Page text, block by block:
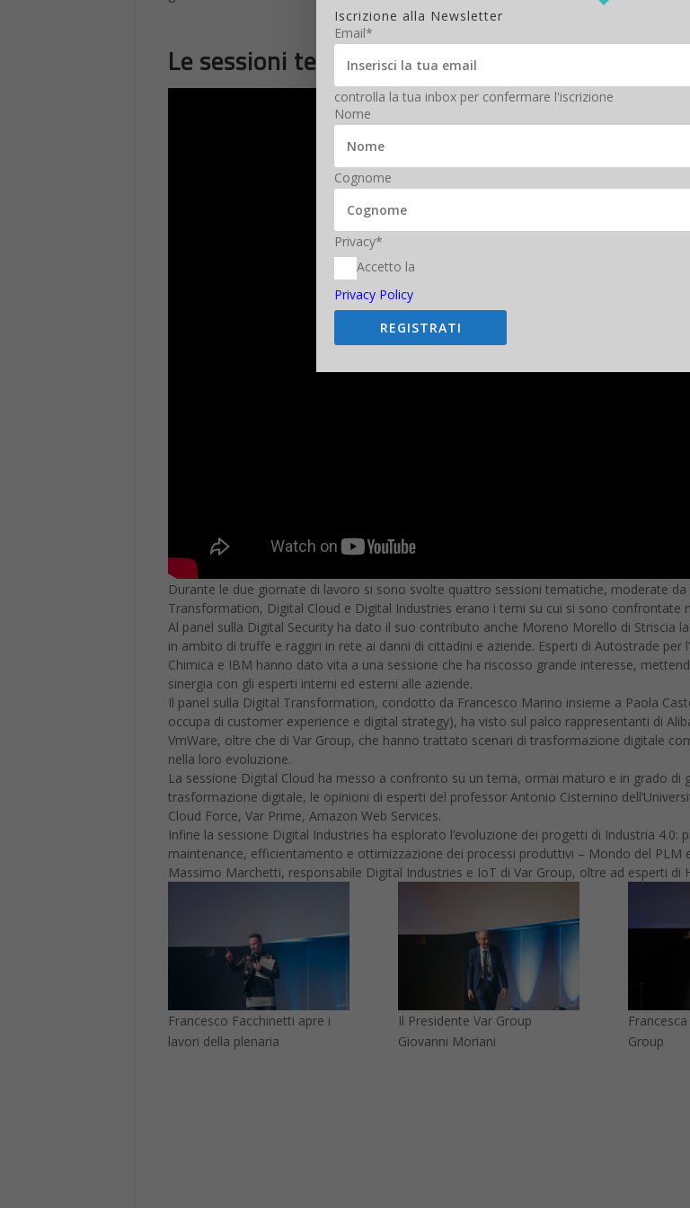
Le sessioni tematiche della Convention Var
Durante le due giornate di lavoro si sono svolte quattro sessioni tematiche, moderate
Transformation, Digital Cloud e Digital Industries erano i temi su cui si sono confrontate
Al panel sulla Digital Security ha dato il suo contributo anche Moreno Morello di Striscia
in ambito di truffe e raggiri in rete ai danni di cittadini e aziende. Esperti di Autostrade per
Chimica e IBM hanno dato vita a una sessione che ha riscosso grande interesse,
sinergia con gli esperti interni ed esterni alle aziende.
Il panel sulla Digital Transformation, condotto da Francesco Marino insieme a Paola
occupa di customer experience e digital strategy), ha visto sul palco rappresentanti di
VmWare, oltre che di Var Group, che hanno trattato scenari di trasformazione digitale
nella loro evoluzione.
La sessione Digital Cloud ha messo a confronto su un tema, ormai maturo e in grado di
trasformazione digitale, le opinioni di esperti del professor Antonio Cisternino
Cloud Force, Var Prime, Amazon Web Services.
Infine la sessione Digital Industries ha esplorato l’evoluzione dei progetti di Industria 4.0:
maintenance, efficientamento e ottimizzazione dei processi produttivi – Mondo del PLM
Massimo Marchetti, responsabile Digital Industries e IoT di Var Group, oltre ad esperti di
Francesco Facchinetti apre i
lavori della plenaria
Il Presidente Var Group
Giovanni Moriani
Group
Iscrizione alla Newsletter
Email*
controlla la tua inbox per confermare l'iscrizione
Nome
Cognome
Privacy*
Accetto la
Privacy Policy
REGISTRATI